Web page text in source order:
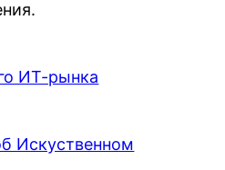
ИТ-рынка
Искуственном